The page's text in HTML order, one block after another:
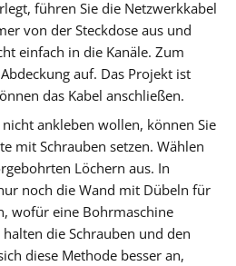
führen Sie die Netzwerkkabel
von der Steckdose aus und
einfach in die Kanäle. Zum
auf. Das Projekt ist
das Kabel anschließen.
nicht ankleben wollen, können Sie
mit Schrauben setzen. Wählen
Löchern aus. In
noch die Wand mit Dübeln für
wofür eine Bohrmaschine
die Schrauben und den
diese Methode besser an,